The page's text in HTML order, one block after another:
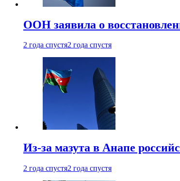
ООН заявила о
2 года спустя2 года спустя
Из-за мазута в Анапе
2 года спустя2 года спустя